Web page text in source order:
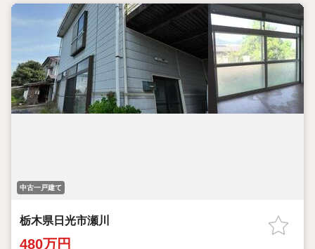
中古一戸建て
栃木県日光市瀬川
480万円